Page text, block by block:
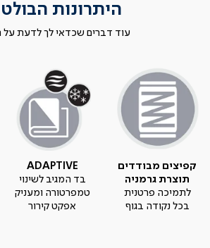
היתרונות
עוד דברים שכדאי לך לדעת על
קפיצים מבודדים
תוצרת גרמניה
לתמיכה פרטנית
בכל נקודה בגוף
ADAPTIVE
בד המגיב לשינוי
טמפרטורה ומעניק
אפקט קירור